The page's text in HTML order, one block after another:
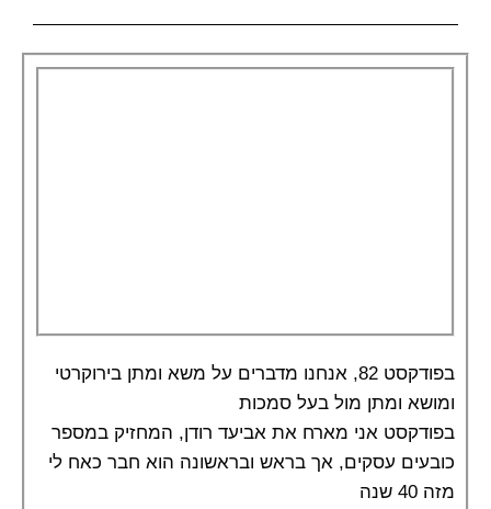
בפודקסט 82, אנחנו מדברים על משא ומתן בירוקרטי
ומושא ומתן מול בעל סמכות
בפודקסט אני מארח את אביעד רודן, המחזיק במספר
כובעים עסקים, אך בראש ובראשונה הוא חבר כאח לי
מזה 40 שנה